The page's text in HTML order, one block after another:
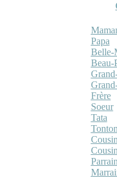
Papa
Belle-
Beau-
Frère
Soeur
Tata
Tonton
Cousin
Parrain